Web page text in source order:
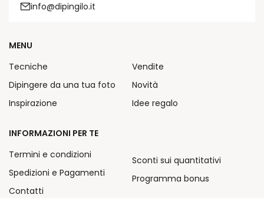
info@dipingilo.it
MENU
Tecniche
Dipingere da una tua foto
Inspirazione
Vendite
Novità
Idee regalo
INFORMAZIONI PER TE
Termini e condizioni
Spedizioni e Pagamenti
Contatti
Sconti sui quantitativi
Programma bonus